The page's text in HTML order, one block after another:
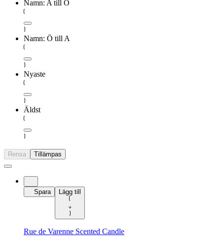
Namn: A till Ö
Namn: Ö till A
Nyaste
Äldst
Rensa Tillämpas
Spara Lägg till
Rue de Varenne Scented Candle